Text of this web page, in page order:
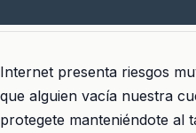
Internet presenta riesgos
que alguien vacía nuestra
protegete manteniéndote al